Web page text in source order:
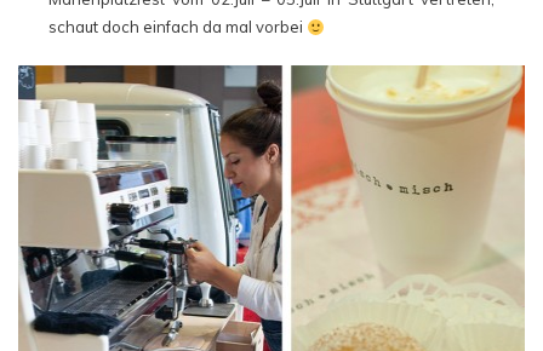
schaut doch einfach da mal vorbei